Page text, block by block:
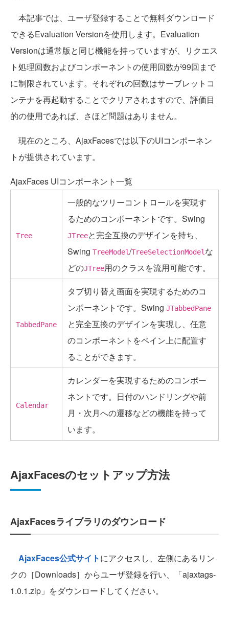
本記事では、ユーザ登録することで無料ダウンロード
できるEvaluation Versionを使用します。Evaluation
Versionは通常版と同じ機能を持っていますが、リクエス
ト処理回数およびコンポーネントの使用回数が99回まで
に制限されています。それぞれの回数はサーブレットコ
ンテナを再起動することでクリアされますので、評価目
的の使用であれば、さほど問題はありません。
現在のところ、AjaxFacesでは以下のUIコンポーネン
トが提供されています。
AjaxFaces UIコンポーネント一覧
Tree
一般的なツリーコントロールを実現す
るためのコンポーネントです。Swing
JTreeと完全互換のデザインを持ち、
Swing TreeModel/TreeSelectionModelな
どのJTree用のクラスを流用可能です。
TabbedPane
タブ切り替え画面を実現するためのコ
ンポーネントです。Swing JTabbedPane
と完全互換のデザインを実現し、任意
のコンポーネントをペイン上に配置す
ることができます。
Calendar
カレンダーを実現するためのコンポー
ネントです。日付のハンドリングや前
月・次月への遷移などの機能を持って
います。
AjaxFacesのセットアップ方法
AjaxFacesライブラリのダウンロード
AjaxFaces公式サイトにアクセスし、左側にあるリン
クの［Downloads］からユーザ登録を行い、「ajaxtags-
1.0.1.zip」をダウンロードしてください。